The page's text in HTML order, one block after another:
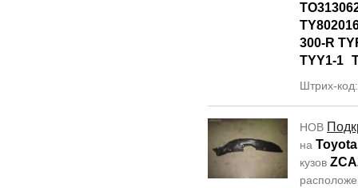
300-R
TYY1-1
Штрих-
НОВ
на
кузов